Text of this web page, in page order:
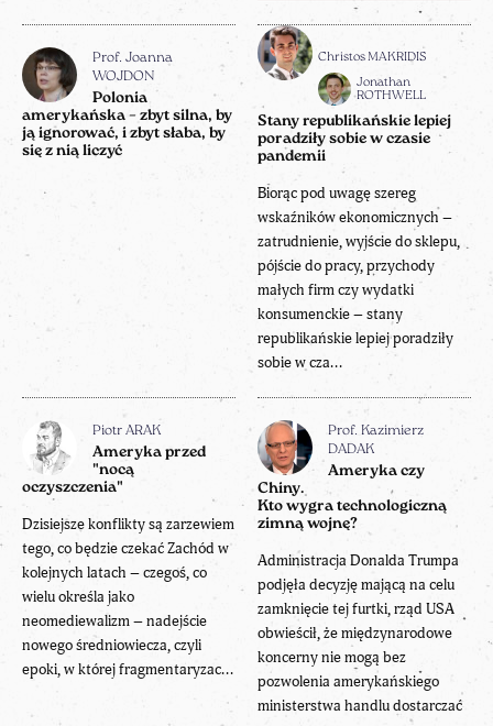
Prof. Joanna
WOJDON
Polonia
amerykańska – zbyt silna, by
ją ignorować, i zbyt słaba, by
się z nią liczyć
Christos MAKRIDIS
Jonathan
ROTHWELL
Stany republikańskie lepiej
poradziły sobie w czasie
pandemii
Biorąc pod uwagę szereg
wskaźników ekonomicznych –
zatrudnienie, wyjście do sklepu,
pójście do pracy, przychody
małych firm czy wydatki
konsumenckie – stany
republikańskie lepiej poradziły
sobie w cza...
Piotr ARAK
Ameryka przed
"nocą
oczyszczenia"
Dzisiejsze konflikty są zarzewiem
tego, co będzie czekać Zachód w
kolejnych latach – czegoś, co
wielu określa jako
neomediewalizm – nadejście
nowego średniowiecza, czyli
epoki, w której fragmentaryzac...
Prof. Kazimierz
DADAK
Ameryka czy
Chiny.
Kto wygra technologiczną
zimną wojnę?
Administracja Donalda Trumpa
podjęła decyzję mającą na celu
zamknięcie tej furtki, rząd USA
obwieścił, że międzynarodowe
koncerny nie mogą bez
pozwolenia amerykańskiego
ministerstwa handlu dostarczać